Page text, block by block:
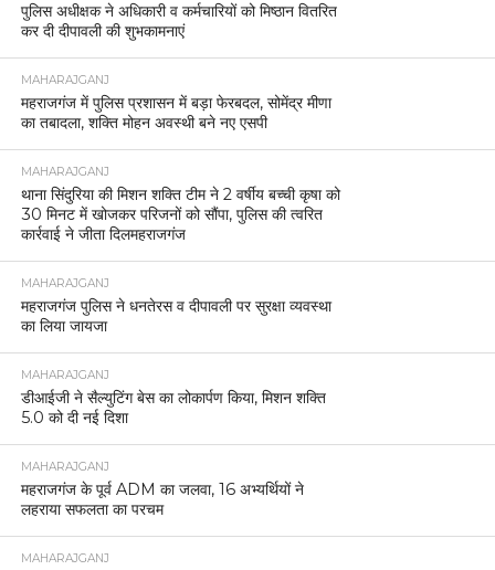
पुलिस अधीक्षक ने अधिकारी व कर्मचारियों को मिष्ठान वितरित
कर दी दीपावली की शुभकामनाएं
MAHARAJGANJ
महराजगंज में पुलिस प्रशासन में बड़ा फेरबदल, सोमेंद्र मीणा
का तबादला, शक्ति मोहन अवस्थी बने नए एसपी
MAHARAJGANJ
थाना सिंदुरिया की मिशन शक्ति टीम ने 2 वर्षीय बच्ची कृषा को
30 मिनट में खोजकर परिजनों को सौंपा, पुलिस की त्वरित
कार्रवाई ने जीता दिलमहराजगंज
MAHARAJGANJ
महराजगंज पुलिस ने धनतेरस व दीपावली पर सुरक्षा व्यवस्था
का लिया जायजा
MAHARAJGANJ
डीआईजी ने सैल्युटिंग बेस का लोकार्पण किया, मिशन शक्ति
5.0 को दी नई दिशा
MAHARAJGANJ
महराजगंज के पूर्व ADM का जलवा, 16 अभ्यर्थियों ने
लहराया सफलता का परचम
MAHARAJGANJ